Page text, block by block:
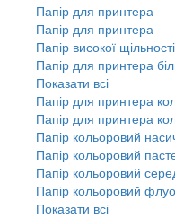
Папір для принтера
Папір для принтера
Папір високої щільності
Папір для принтера
Показати всі
Папір для принтера
Папір для принтера
Папір кольоровий
Папір кольоровий
Папір кольоровий
Папір кольоровий
Показати всі